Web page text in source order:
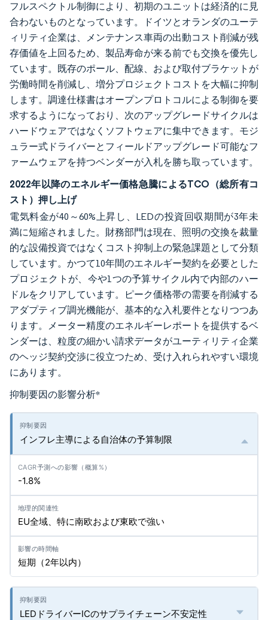
フルスペクトル制御により、初期のユニットは経済的に見
合わないものとなっています。ドイツとオランダのユーテ
ィリティ企業は、メンテナンス車両の出動コスト削減が残
存価値を上回るため、製品寿命が来る前でも交換を優先し
ています。既存のポール、配線、および取付ブラケットが
労働時間を削減し、増分プロジェクトコストを大幅に抑制
します。調達仕様書はオープンプロトコルによる制御を要
求するようになっており、次のアップグレードサイクルは
ハードウェアではなくソフトウェアに集中できます。モジ
ュラー式ドライバーとフィールドアップグレード可能なフ
ァームウェアを持つベンダーが入札を勝ち取っています。
2022年以降のエネルギー価格急騰によるTCO（総所有コ
スト）押し上げ
電気料金が40～60%上昇し、LEDの投資回収期間が3年未
満に短縮されました。財務部門は現在、照明の交換を裁量
的な設備投資ではなくコスト抑制上の緊急課題として分類
しています。かつて10年間のエネルギー契約を必要とした
プロジェクトが、今や1つの予算サイクル内で内部のハー
ドルをクリアしています。ピーク価格帯の需要を削減する
アダプティブ調光機能が、基本的な入札要件となりつつあ
ります。メーター精度のエネルギーレポートを提供するベ
ンダーは、粒度の細かい請求データがユーティリティ企業
のヘッジ契約交渉に役立つため、受け入れられやすい環境
にあります。
抑制要因の影響分析*
インフレ主導による自治体の予算制限
-1.8%
EU全域、特に南欧および東欧で強い
短期（2年以内）
LEDドライバーICのサプライチェーン不安定性